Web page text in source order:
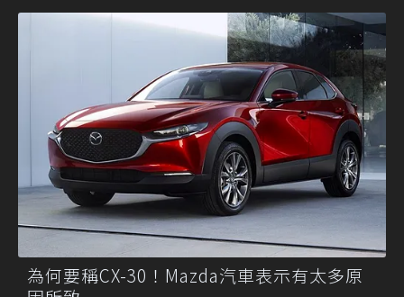
為何要稱CX-30！Mazda汽車表示有太多原